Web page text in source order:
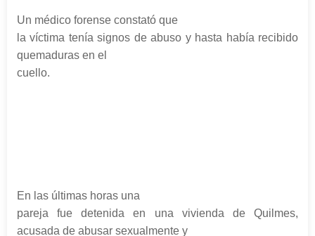
Un médico forense constató que
la víctima tenía signos de abuso y hasta había recibido
quemaduras en el
cuello.
En las últimas horas una
pareja fue detenida en una vivienda de Quilmes,
acusada de abusar sexualmente y